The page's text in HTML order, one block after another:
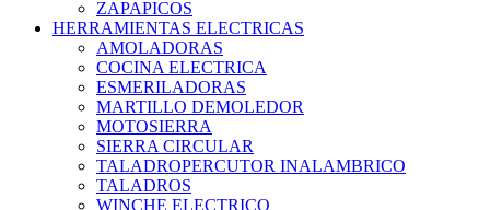
ZAPAPICOS
HERRAMIENTAS ELECTRICAS
AMOLADORAS
COCINA ELECTRICA
ESMERILADORAS
MARTILLO DEMOLEDOR
MOTOSIERRA
SIERRA CIRCULAR
TALADROPERCUTOR INALAMBRICO
TALADROS
WINCHE ELECTRICO